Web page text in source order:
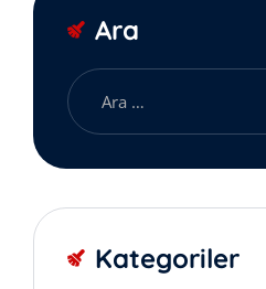
Ara
Kategoriler